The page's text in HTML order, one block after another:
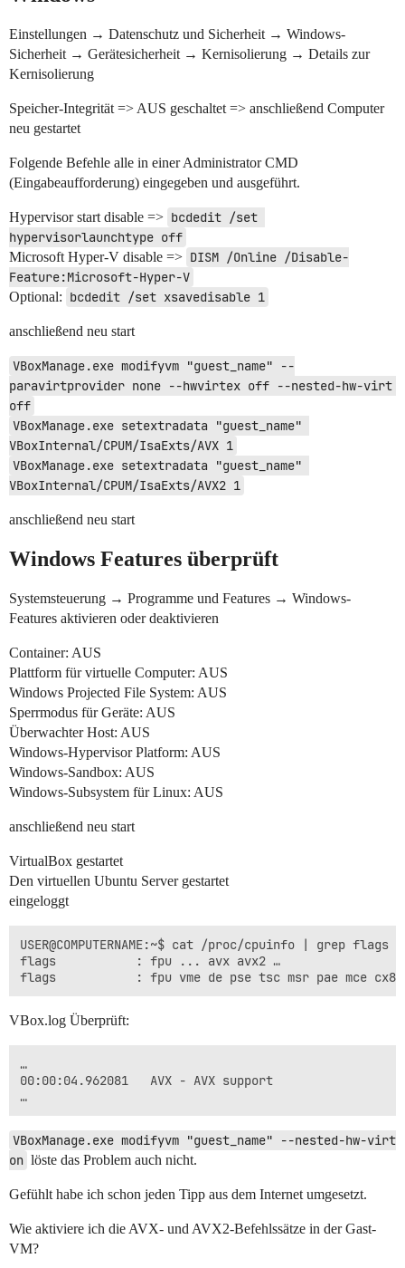
Einstellungen → Datenschutz und Sicherheit → Windows-
Sicherheit → Gerätesicherheit → Kernisolierung → Details zur
Kernisolierung
Speicher-Integrität => AUS geschaltet => anschließend Computer
neu gestartet
Folgende Befehle alle in einer Administrator CMD
(Eingabeaufforderung) eingegeben und ausgeführt.
Hypervisor start disable => bcdedit /set
hypervisorlaunchtype off
Microsoft Hyper-V disable => DISM /Online /Disable-
Feature:Microsoft-Hyper-V
Optional: bcdedit /set xsavedisable 1
anschließend neu start
VBoxManage.exe modifyvm "guest_name" --
paravirtprovider none --hwvirtex off --nested-hw-virt
off
VBoxManage.exe setextradata "guest_name"
VBoxInternal/CPUM/IsaExts/AVX 1
VBoxManage.exe setextradata "guest_name"
VBoxInternal/CPUM/IsaExts/AVX2 1
anschließend neu start
Windows Features überprüft
Systemsteuerung → Programme und Features → Windows-
Features aktivieren oder deaktivieren
Container: AUS
Plattform für virtuelle Computer: AUS
Windows Projected File System: AUS
Sperrmodus für Geräte: AUS
Überwachter Host: AUS
Windows-Hypervisor Platform: AUS
Windows-Sandbox: AUS
Windows-Subsystem für Linux: AUS
anschließend neu start
VirtualBox gestartet
Den virtuellen Ubuntu Server gestartet
eingeloggt
USER@COMPUTERNAME:~$ cat /proc/cpuinfo | grep
flags           : fpu ... avx avx2 …
VBox.log Überprüft:
…
00:00:04.962081   AVX - AVX support
VBoxManage.exe modifyvm "guest_name" --nested-hw-virt
on löste das Problem auch nicht.
Gefühlt habe ich schon jeden Tipp aus dem Internet umgesetzt.
Wie aktiviere ich die AVX- und AVX2-Befehlssätze in der Gast-
VM?